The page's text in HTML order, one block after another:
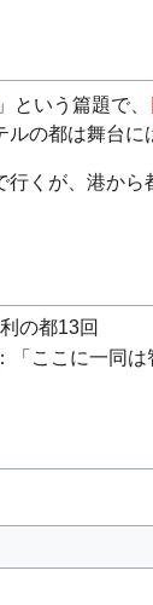
」という篇題で、
の都は舞台に
行くが、港か
の都13回
：「ここに一同